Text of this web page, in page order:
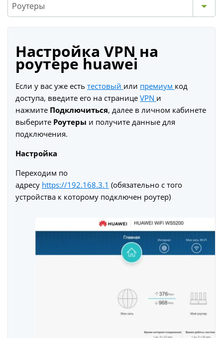
Роутеры
Настройка VPN на
роутере huawei
Если у вас уже есть тестовый или премиум код
доступа, введите его на странице VPN и
нажмите Подключиться, далее в личном кабинете
выберите Роутеры и получите данные для
подключения.
Настройка
Переходим по
адресу https://192.168.3.1 (обязательно с того
устройства к которому подключен роутер)